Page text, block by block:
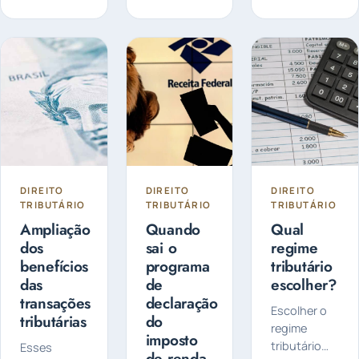
questões
fiscais e
tributárias...
por diversas
razões,
especialmente
no que diz...
no Imposto
de Renda,
como
despesas
médicas...
DIREITO
TRIBUTÁRIO
Ampliação
dos
benefícios
das
transações
tributárias
Esses
DIREITO
TRIBUTÁRIO
Quando
sai o
programa
de
declaração
do
imposto
DIREITO
TRIBUTÁRIO
Qual
regime
tributário
escolher?
Escolher o
regime
tributário